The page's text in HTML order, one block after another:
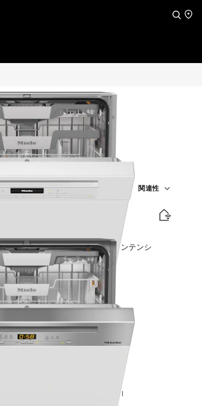
検索 店舗
関連性
Cバスケット I AutoDos I インテンシ
Cバスケット I QuickPowerWash I